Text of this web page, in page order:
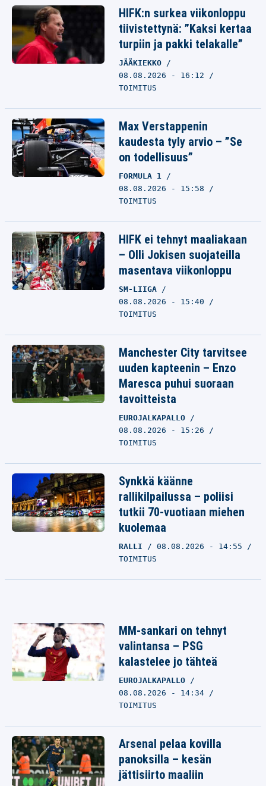
HIFK:n surkea viikonloppu
tiivistettynä: ”Kaksi kertaa
turpiin ja pakki telakalle”
JÄÄKIEKKO
08.08.2026 - 16:12
TOIMITUS
Max Verstappenin
kaudesta tyly arvio – ”Se
on todellisuus”
FORMULA 1
08.08.2026 - 15:58
TOIMITUS
HIFK ei tehnyt maaliakaan
– Olli Jokisen suojateilla
masentava viikonloppu
SM-LIIGA
08.08.2026 - 15:40
TOIMITUS
Manchester City tarvitsee
uuden kapteenin – Enzo
Maresca puhui suoraan
tavoitteista
EUROJALKAPALLO
08.08.2026 - 15:26
TOIMITUS
Synkkä käänne
rallikilpailussa – poliisi
tutkii 70-vuotiaan miehen
kuolemaa
RALLI
08.08.2026 - 14:55
TOIMITUS
MM-sankari on tehnyt
valintansa – PSG
kalastelee jo tähteä
EUROJALKAPALLO
08.08.2026 - 14:34
TOIMITUS
Arsenal pelaa kovilla
panoksilla – kesän
jättisiirto maaliin